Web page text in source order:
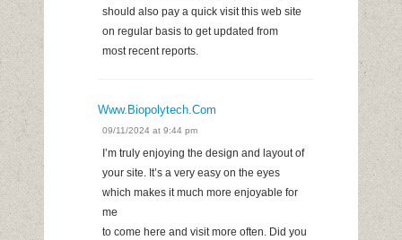
should also pay a quick visit this web site
on regular basis to get updated from
most recent reports.
Www.biopolytech.com
09/11/2024 at 9:44 pm
I’m truly enjoying the design and layout of
your site. It’s a very easy on the eyes
which makes it much more enjoyable for
me
to come here and visit more often. Did you